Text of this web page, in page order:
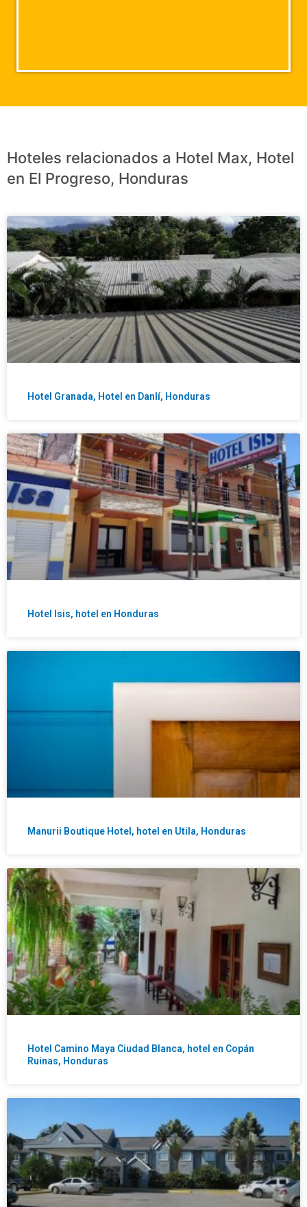
Hoteles relacionados a Hotel Max, Hotel
en El Progreso, Honduras
Hotel Granada, Hotel en Danlí, Honduras
Hotel Isis, hotel en Honduras
Manurii Boutique Hotel, hotel en Utila, Honduras
Hotel Camino Maya Ciudad Blanca, hotel en Copán
Ruinas, Honduras